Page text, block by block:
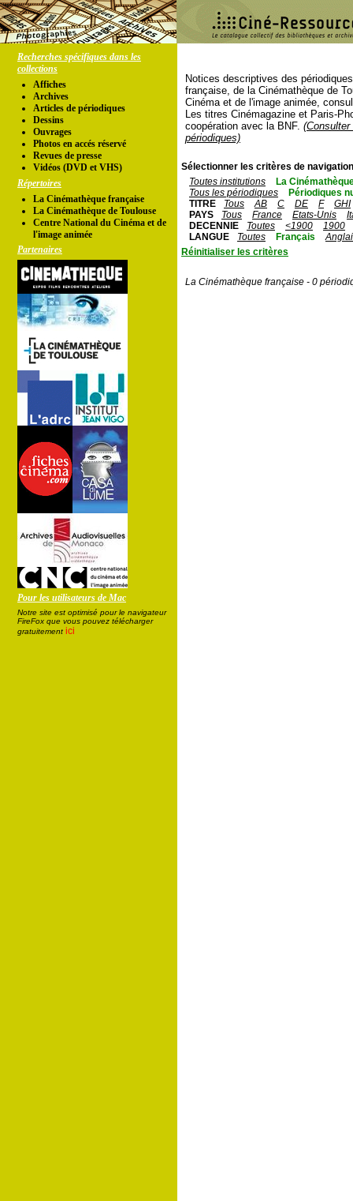
Recherches spécifiques dans les
collections
Affiches
Archives
Articles de périodiques
Dessins
Ouvrages
Photos en accés réservé
Revues de presse
Vidéos (DVD et VHS)
Répertoires
La Cinémathèque française
La Cinémathèque de Toulouse
Centre National du Cinéma et de
l'image animée
Partenaires
Pour les utilisateurs de Mac
Notre site est optimisé pour le navigateur
FireFox que vous pouvez télécharger
gratuitement ici
Notices descriptives des
française, de la Cinémathèque de
Cinéma et de l'image animée,
Les titres Cinémagazine et Paris-
coopération avec la BNF.
périodiques)
Sélectionner les critères de
Toutes institutions
La
Tous les périodiques
Périodiques
TITRE
Tous AB C DE F
GHI
PAYS
Tous France Etats-Unis
DECENNIE
Toutes <1900
1900
LANGUE
Toutes Français
Réinitialiser les critères
La Cinémathèque française - 0